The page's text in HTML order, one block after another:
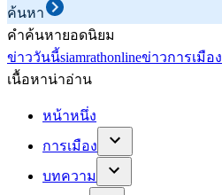
ค้นหา
คำค้นหายอดนิยม
ข่าววันนี้siamrathonlineข่าวการเมือง
เนื้อหาน่าอ่าน
หน้าหนึ่ง
การเมือง
บทความ